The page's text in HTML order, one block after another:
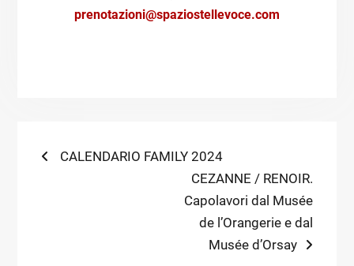
prenotazioni@spaziostellevoce.com
Navigazione
Previous
CALENDARIO FAMILY 2024
Next
post:
CEZANNE / RENOIR.
Capolavori dal Musée
de l’Orangerie e dal
Musée d’Orsay